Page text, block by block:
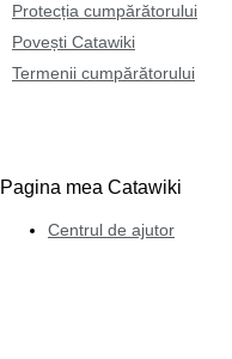
Protecția cumpărătorului
Povești Catawiki
Termenii cumpărătorului
Pagina mea Catawiki
Centrul de ajutor